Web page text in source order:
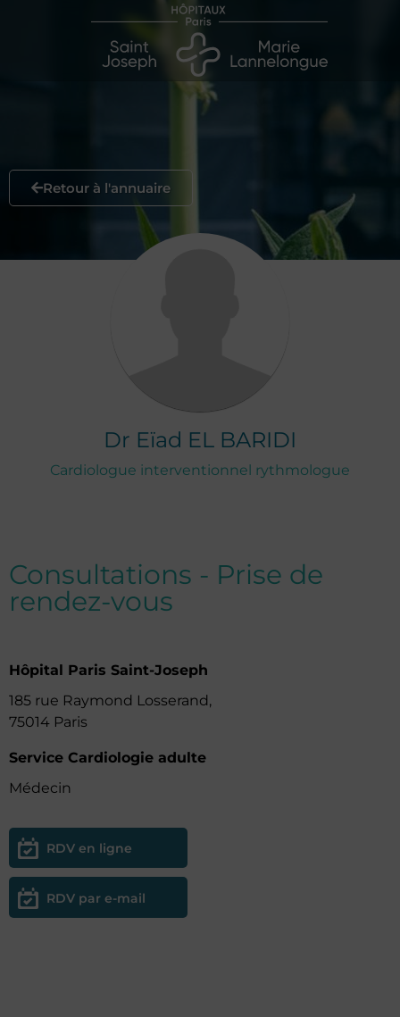
Retour à l'annuaire
Dr Eïad EL BARIDI
Cardiologue interventionnel rythmologue
Consultations - Prise de
rendez-vous
Hôpital Paris Saint-Joseph
185 rue Raymond Losserand,
75014 Paris
Service Cardiologie adulte
Médecin
RDV en ligne
RDV par e-mail